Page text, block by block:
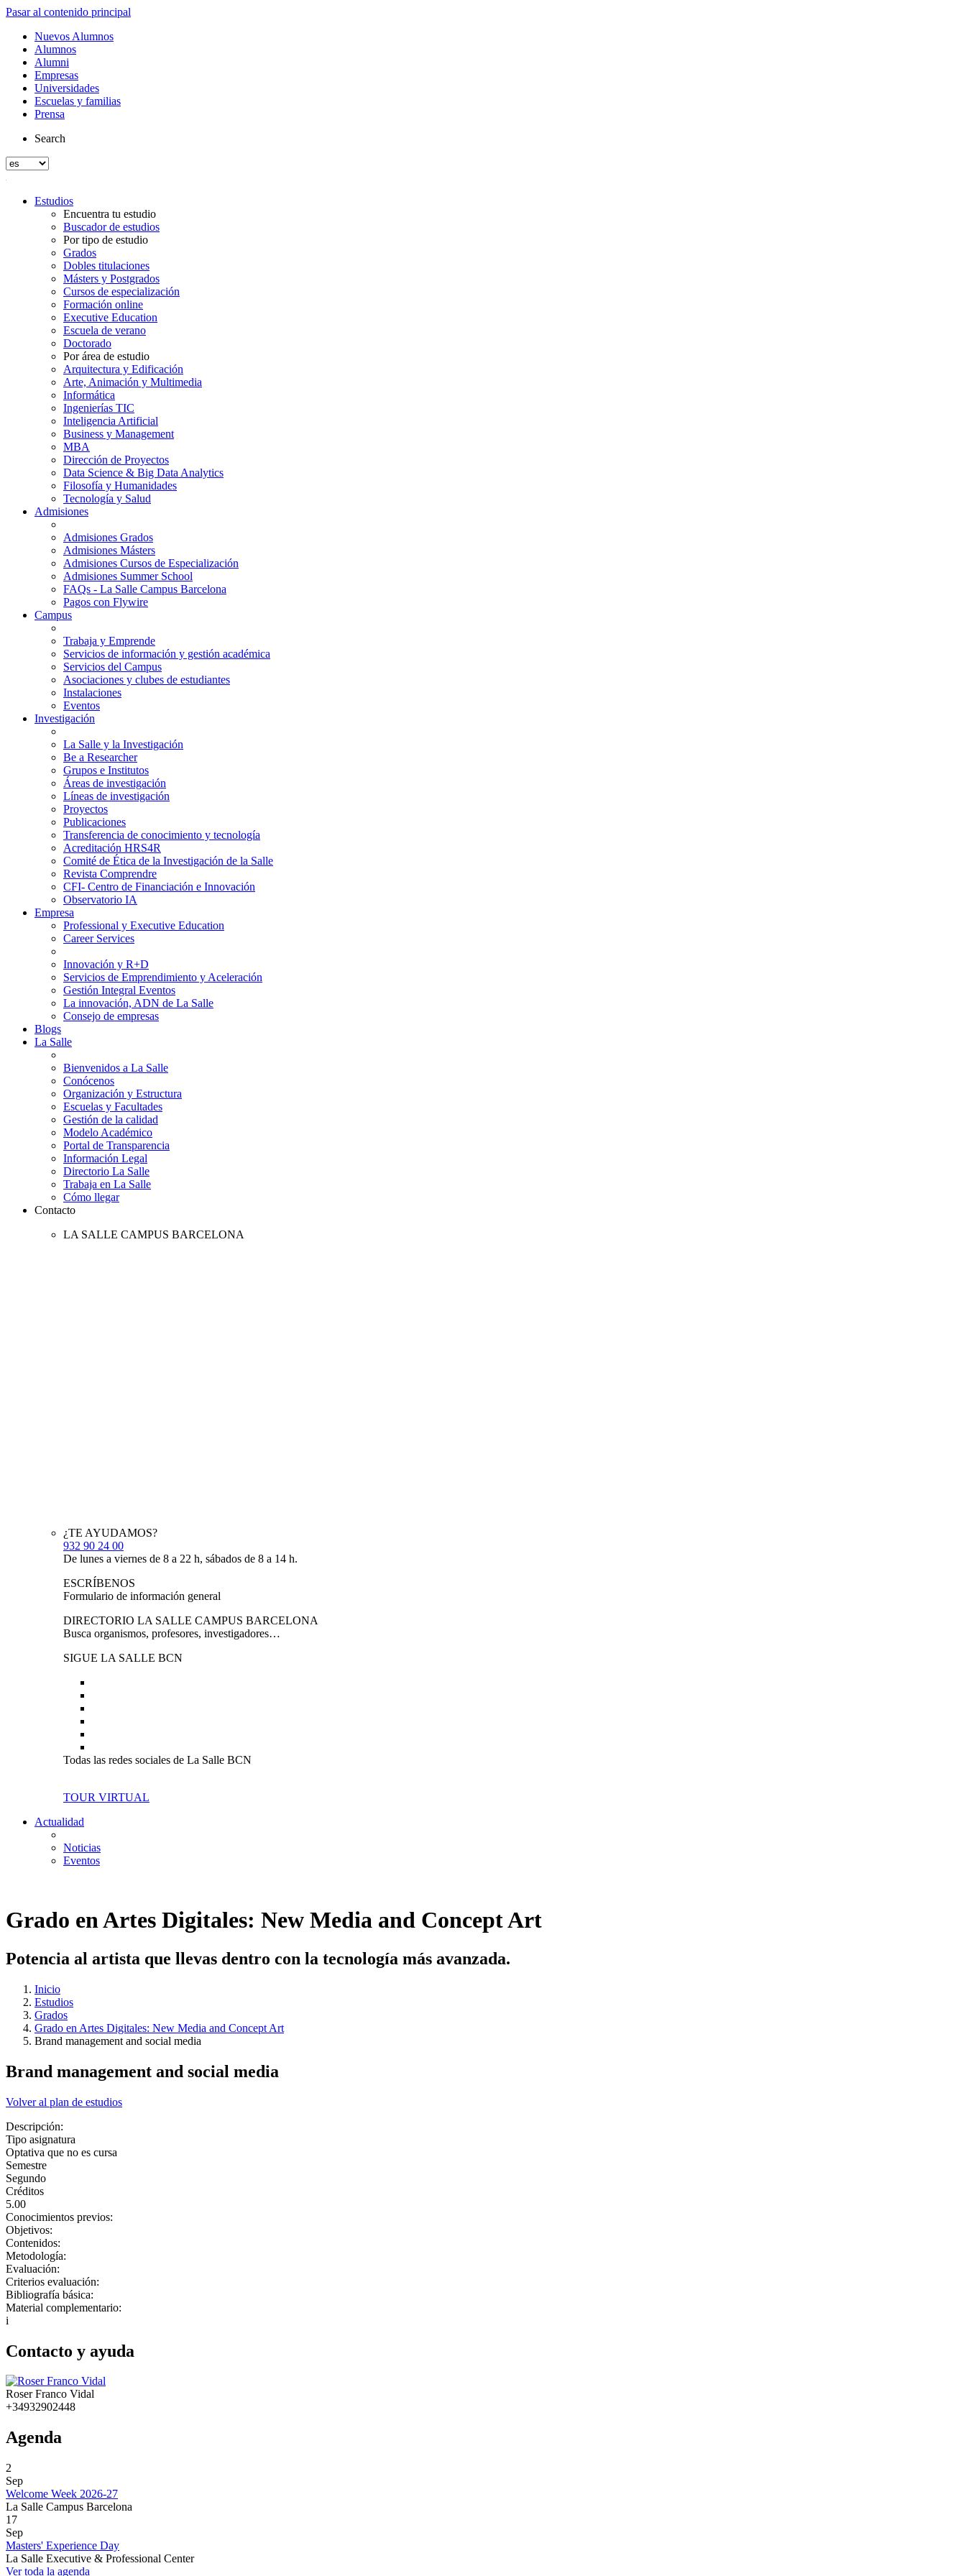
Pasar al contenido principal
Nuevos Alumnos
Alumnos
Alumni
Empresas
Universidades
Escuelas y familias
Prensa
Search
Estudios
Encuentra tu estudio
Buscador de estudios
Por tipo de estudio
Grados
Dobles titulaciones
Másters y Postgrados
Cursos de especialización
Formación online
Executive Education
Escuela de verano
Doctorado
Por área de estudio
Arquitectura y Edificación
Arte, Animación y Multimedia
Informática
Ingenierías TIC
Inteligencia Artificial
Business y Management
MBA
Dirección de Proyectos
Data Science & Big Data Analytics
Filosofía y Humanidades
Tecnología y Salud
Admisiones
Admisiones Grados
Admisiones Másters
Admisiones Cursos de Especialización
Admisiones Summer School
FAQs - La Salle Campus Barcelona
Pagos con Flywire
Campus
Trabaja y Emprende
Servicios de información y gestión académica
Servicios del Campus
Asociaciones y clubes de estudiantes
Instalaciones
Eventos
Investigación
La Salle y la Investigación
Be a Researcher
Grupos e Institutos
Áreas de investigación
Líneas de investigación
Proyectos
Publicaciones
Transferencia de conocimiento y tecnología
Acreditación HRS4R
Comité de Ética de la Investigación de la Salle
Revista Comprendre
CFI- Centro de Financiación e Innovación
Observatorio IA
Empresa
Professional y Executive Education
Career Services
Innovación y R+D
Servicios de Emprendimiento y Aceleración
Gestión Integral Eventos
La innovación, ADN de La Salle
Consejo de empresas
Blogs
La Salle
Bienvenidos a La Salle
Conócenos
Organización y Estructura
Escuelas y Facultades
Gestión de la calidad
Modelo Académico
Portal de Transparencia
Información Legal
Directorio La Salle
Trabaja en La Salle
Cómo llegar
Contacto
LA SALLE CAMPUS BARCELONA
¿TE AYUDAMOS?
932 90 24 00
De lunes a viernes de 8 a 22 h, sábados de 8 a 14 h.
ESCRÍBENOS
Formulario de información general
DIRECTORIO LA SALLE CAMPUS BARCELONA
Busca organismos, profesores, investigadores…
SIGUE LA SALLE BCN
Todas las redes sociales de La Salle BCN
TOUR VIRTUAL
Actualidad
Noticias
Eventos
Grado en Artes Digitales: New Media and Concept Art
Potencia al artista que llevas dentro con la tecnología más avanzada.
Inicio
Estudios
Grados
Grado en Artes Digitales: New Media and Concept Art
Brand management and social media
Brand management and social media
Volver al plan de estudios
Descripción:
Tipo asignatura
Optativa que no es cursa
Semestre
Segundo
Créditos
5.00
Conocimientos previos:
Objetivos:
Contenidos:
Metodología:
Evaluación:
Criterios evaluación:
Bibliografía básica:
Material complementario:
i
Contacto y ayuda
Roser Franco Vidal
+34932902448
Agenda
2
Sep
Welcome Week 2026-27
La Salle Campus Barcelona
17
Sep
Masters' Experience Day
La Salle Executive & Professional Center
Ver toda la agenda